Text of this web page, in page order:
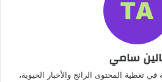
سامي
المحتوى الرائج والأخبار الحيوية،